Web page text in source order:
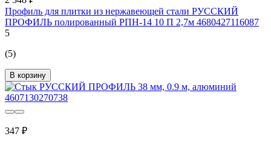
Профиль для плитки из нержавеющей стали РУССКИЙ
ПРОФИЛЬ полированный РПН-14 10 П 2,7м 4680427116087
5
(5)
В корзину
347 ₽